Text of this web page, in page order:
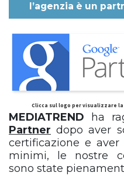
l’agenzia è un
Clicca sul logo per visualizzare
MEDIATREND ha
Partner dopo aver
certificazione e
minimi, le nostre
sono state